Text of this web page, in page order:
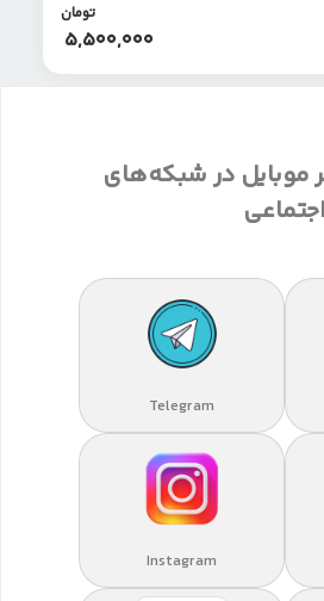
5,500,000
تومان
موبایل در شبکه‌های
اجتماعی
Telegram
Instagram